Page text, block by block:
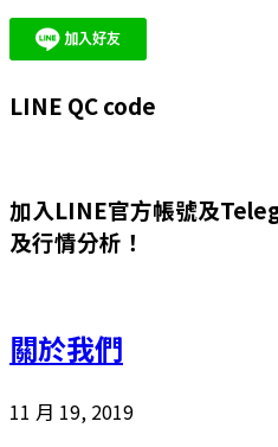
LINE QC code
加入LINE官方帳號及
及行情分析！
關於我們
11 月 19, 2019